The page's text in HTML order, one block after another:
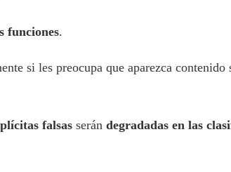
funciones.
si les preocupa que aparezca
falsas serán degradadas en las